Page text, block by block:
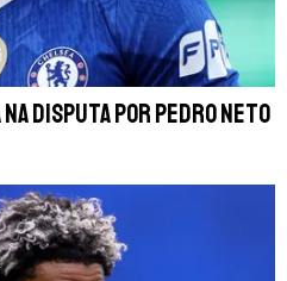
disputa por Pedro Neto